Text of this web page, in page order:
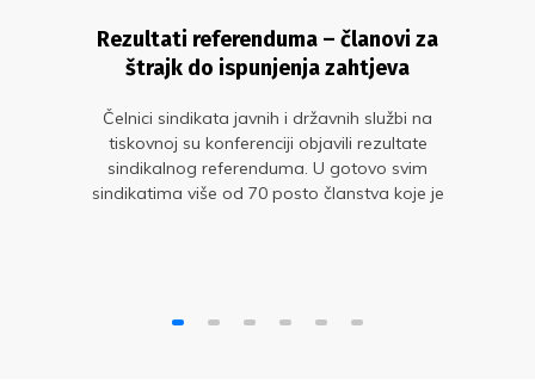
Rezultati referenduma – članovi za
štrajk do ispunjenja zahtjeva
Čelnici sindikata javnih i državnih službi na
tiskovnoj su konferenciji objavili rezultate
sindikalnog referenduma. U gotovo svim
sindikatima više od 70 posto članstva koje je